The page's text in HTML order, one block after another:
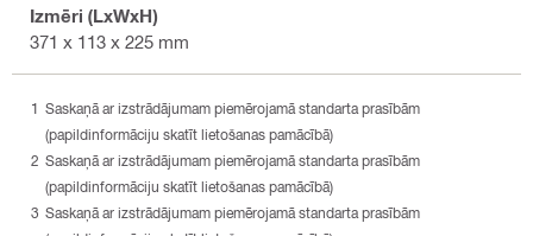
Izmēri (LxWxH)
371 x 113 x 225 mm
Saskaņā ar izstrādājumam piemērojamā standarta prasībām
(papildinformāciju skatīt lietošanas pamācībā)
Saskaņā ar izstrādājumam piemērojamā standarta prasībām
(papildinformāciju skatīt lietošanas pamācībā)
Saskaņā ar izstrādājumam piemērojamā standarta prasībām